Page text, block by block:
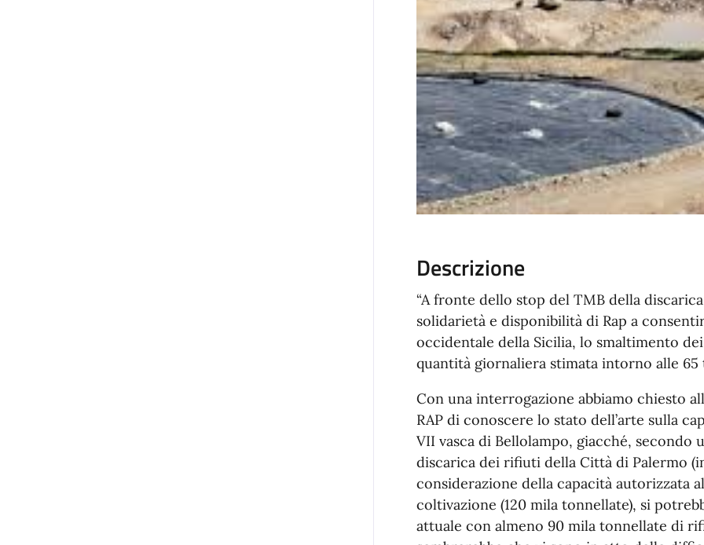
Descrizione
“A fronte dello stop del TMB della
solidarietà e disponibilità di Rap a
occidentale della Sicilia, lo smaltimento
quantità giornaliera stimata intorno alle 65
Con una interrogazione abbiamo chiesto
RAP di conoscere lo stato dell’arte sulla
VII vasca di Bellolampo, giacché, secondo
discarica dei rifiuti della Città di Palermo
considerazione della capacità autorizzata
coltivazione (120 mila tonnellate), si
attuale con almeno 90 mila tonnellate di